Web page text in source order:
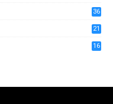
36
21
16